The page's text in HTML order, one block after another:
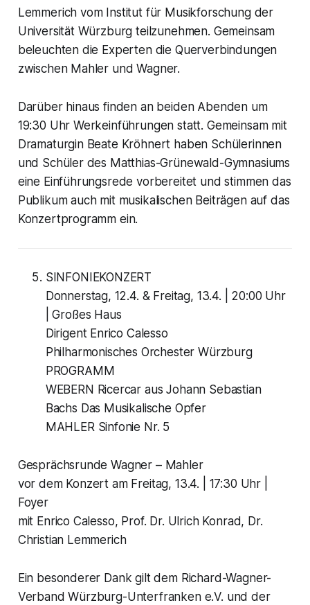
Lemmerich vom Institut für Musikforschung der
Universität Würzburg teilzunehmen. Gemeinsam
beleuchten die Experten die Querverbindungen
zwischen Mahler und Wagner.
Darüber hinaus finden an beiden Abenden um
19:30 Uhr Werkeinführungen statt. Gemeinsam mit
Dramaturgin Beate Kröhnert haben Schülerinnen
und Schüler des Matthias-Grünewald-Gymnasiums
eine Einführungsrede vorbereitet und stimmen das
Publikum auch mit musikalischen Beiträgen auf das
Konzertprogramm ein.
SINFONIEKONZERT
Donnerstag, 12.4. & Freitag, 13.4. | 20:00 Uhr
| Großes Haus
Dirigent Enrico Calesso
Philharmonisches Orchester Würzburg
PROGRAMM
WEBERN Ricercar aus Johann Sebastian
Bachs Das Musikalische Opfer
MAHLER Sinfonie Nr. 5
Gesprächsrunde Wagner – Mahler
vor dem Konzert am Freitag, 13.4. | 17:30 Uhr |
Foyer
mit Enrico Calesso, Prof. Dr. Ulrich Konrad, Dr.
Christian Lemmerich
Ein besonderer Dank gilt dem Richard-Wagner-
Verband Würzburg-Unterfranken e.V. und der